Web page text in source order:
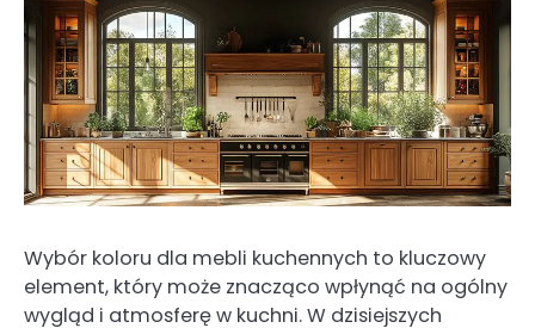
Wybór koloru dla mebli kuchennych to kluczowy
element, który może znacząco wpłynąć na ogólny
wygląd i atmosferę w kuchni. W dzisiejszych